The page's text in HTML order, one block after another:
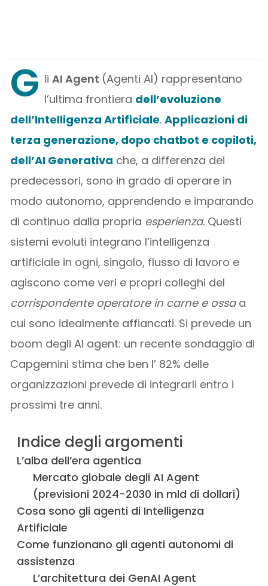
G liAI Agent (Agenti AI) rappresentano
l’ultima frontiera dell’evoluzione
dell’Intelligenza Artificiale.Applicazioni di
terza generazione, dopo chatbot e copiloti,
dell’AI Generativa che, a differenza dei
predecessori, sono in grado di operare in
modo autonomo, apprendendo e imparando
di continuo dalla propria esperienza. Questi
sistemi evoluti integrano l’intelligenza
artificiale in ogni, singolo, flusso di lavoro e
agiscono come veri e propri colleghi del
corrispondente operatore in carne e ossaa
cui sono idealmente affiancati. Si prevede un
boom degli AI agent: un recente sondaggio di
Capgemini stima che ben l’ 82% delle
organizzazioni prevede di integrarli entro i
prossimi tre anni.
Indice degli argomenti
L’alba dell’era agentica
Mercato globale degli AI Agent
(previsioni 2024-2030 in mld di dollari)
Cosa sono gli agenti di Intelligenza
Artificiale
Come funzionano gli agenti autonomi di
assistenza
L’architettura dei GenAI Agent